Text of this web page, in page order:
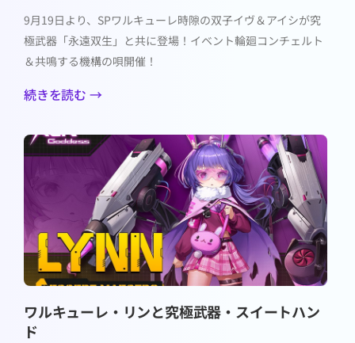
9月19日より、SPワルキューレ時隙の双子イヴ＆アイシが究
極武器「永遠双生」と共に登場！イベント輪廻コンチェルト
＆共鳴する機構の唄開催！
続きを読む →
ワルキューレ・リンと究極武器・スイートハン
ド